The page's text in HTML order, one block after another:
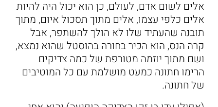
אלים לשום אדם, לעולם, כן הוא יכול היה להיות
אלים כלפי עצמו, אלים מתוך תסכול איום, מתוך
תובנה שהעתיד שלו לא הולך להשתפר, אבל
קרה הנס, הוא הכיר בחורה בהוסטל שהוא נמצא,
ושם מתוך יוזמה מטורפת של כמה צדיקים
הרימו חתונה כמעט מושלמת עם כל המוטיבים
של חתונה.